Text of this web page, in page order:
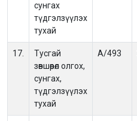
сунгах
түдгэлзүүлэх
тухай
17.
Тусгай
зөвшөөрөл олгох,
сунгах,
түдгэлзүүлэх
тухай
А/493